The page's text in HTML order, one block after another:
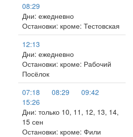
08:29
Дни: ежедневно
Остановки: кроме: Тестовская
12:13
Дни: ежедневно
Остановки: кроме: Рабочий
Посёлок
07:18
08:29
09:42
15:26
Дни: только 10, 11, 12, 13, 14,
15 сен
Остановки: кроме: Фили